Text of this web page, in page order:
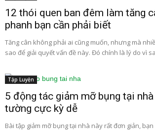
12 thói quen ban đêm làm tăng
phanh bạn cần phải biết
Tăng cân không phải ai cũng muốn, nhưng mà
sao để giải quyết vấn đề này. Đó chính là lý do vì
Tập Luyện
5 động tác giảm mỡ bụng tại
tường cực kỳ dễ
Bài tập giảm mỡ bụng tại nhà này rất đơn giản,